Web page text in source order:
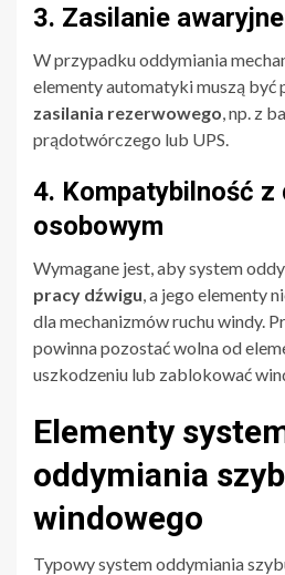
3. Zasilanie awaryjne
W przypadku oddymiania
elementy automatyki muszą być
zasilania rezerwowego, np. z
prądotwórczego lub UPS.
4. Kompatybilność z
osobowym
Wymagane jest, aby system
pracy dźwigu, a jego elementy
dla mechanizmów ruchu windy.
powinna pozostać wolna od
uszkodzeniu lub zablokować
Elementy
oddymiania
windowego
Typowy system oddymiania